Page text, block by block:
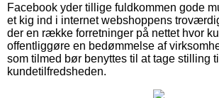
Facebook yder tillige fuldkommen gode
et kig ind i internet webshoppens
der en række forretninger på nettet hvor
offentliggøre en bedømmelse af
som tilmed bør benyttes til at tage stilling til
kundetilfredsheden.